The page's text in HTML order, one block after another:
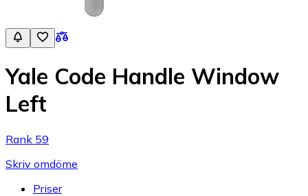
Yale Code Handle Window
Left
Rank 59
Skriv omdöme
Priser